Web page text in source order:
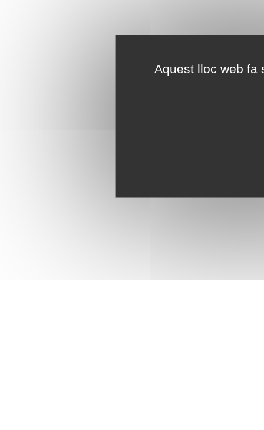
Aquest lloc web fa